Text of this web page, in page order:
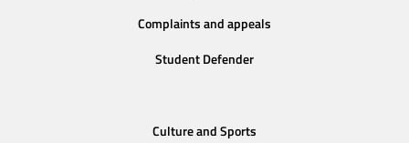
Complaints and appeals
Student Defender
Culture and Sports